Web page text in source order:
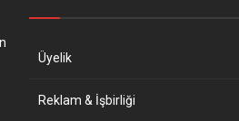
Üyelik
Reklam & İşbirliği